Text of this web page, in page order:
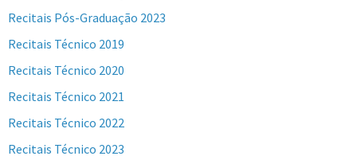
Recitais Pós-Graduação 2023
Recitais Técnico 2019
Recitais Técnico 2020
Recitais Técnico 2021
Recitais Técnico 2022
Recitais Técnico 2023